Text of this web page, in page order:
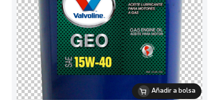
Añadir a bolsa